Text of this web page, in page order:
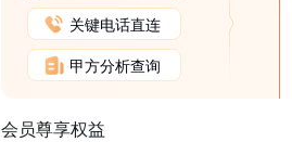
关键电话直连
甲方分析查询
会员尊享权益